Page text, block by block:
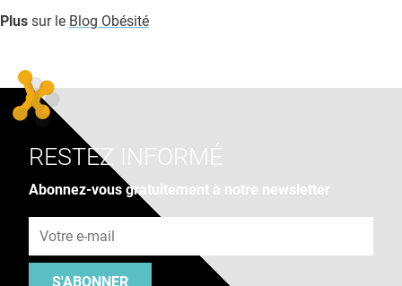
Plus sur le Blog Obésité
RESTEZ INFORMÉ
Abonnez-vous gratuitement à notre newsletter
S'ABONNER